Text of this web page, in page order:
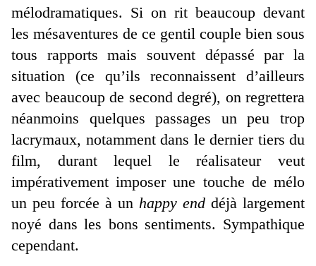
mélodramatiques. Si on rit beaucoup devant
les mésaventures de ce gentil couple bien sous
tous rapports mais souvent dépassé par la
situation (ce qu’ils reconnaissent d’ailleurs
avec beaucoup de second degré), on regrettera
néanmoins quelques passages un peu trop
lacrymaux, notamment dans le dernier tiers du
film, durant lequel le réalisateur veut
impérativement imposer une touche de mélo
un peu forcée à un happy end déjà largement
noyé dans les bons sentiments. Sympathique
cependant.